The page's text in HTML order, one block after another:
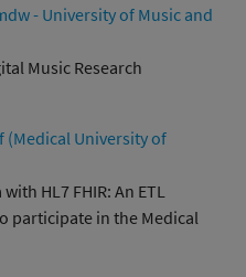
- University of Music and
Music Research
(Medical University of
HL7 FHIR: An ETL
participate in the Medical